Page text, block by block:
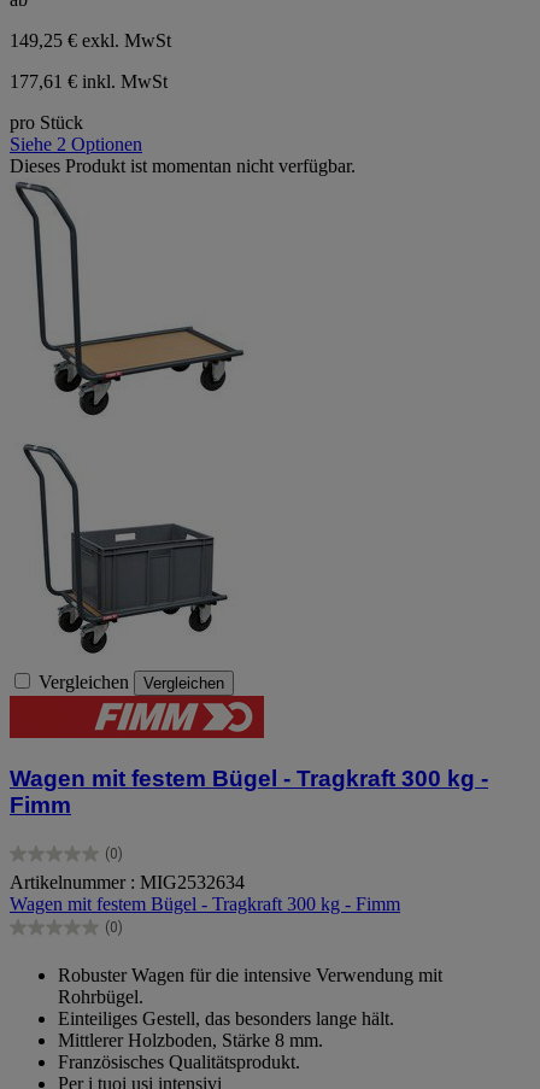
149,25 € exkl. MwSt
177,61 € inkl. MwSt
pro Stück
Siehe 2 Optionen
Dieses Produkt ist momentan nicht verfügbar.
Vergleichen Vergleichen
Wagen mit festem Bügel - Tragkraft 300 kg -
Fimm
(0)
0.0
von
5
Sternen.
Artikelnummer : MIG2532634
Wagen mit festem Bügel - Tragkraft 300 kg - Fimm
(0)
0.0
Sternen.
Robuster Wagen für die intensive Verwendung mit
Rohrbügel.
Einteiliges Gestell, das besonders lange hält.
Mittlerer Holzboden, Stärke 8 mm.
Französisches Qualitätsprodukt.
Per i tuoi usi intensivi